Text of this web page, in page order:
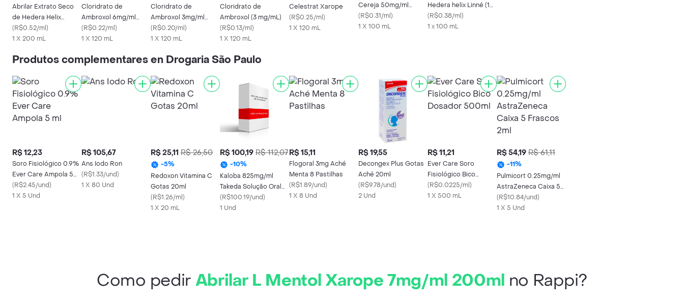
Abrilar Extrato Seco
de Hedera Helix
7mg/ml Xarope 200ml
(R$0.52/ml)
1 X 200 mL
Cloridrato de
Ambroxol 6mg/ml
Cimed Xarope 120ml
(R$0.22/ml)
1 X 120 mL
Cloridrato de
Ambroxol 3mg/ml
Cimed Pediátrico
Xarope 120ml
(R$0.20/ml)
1 X 120 mL
Cloridrato de
Ambroxol (3 mg/mL)
(R$0.13/ml)
1 X 120 mL
Celestrat Xarope
(R$0.25/ml)
1 X 120 mL
Cereja 50mg/ml
100ml
(R$0.31/ml)
1 X 100 mL
Hedera helix Linné (15
mg /mL)
(R$0.38/ml)
1 x 100 mL
Produtos complementares en Drogaria São Paulo
R$ 12,23
Soro Fisiológico 0.9%
Ever Care Ampola 5
ml
(R$2.45/und)
1 X 5 Und
R$ 105,67
Ans Iodo Ron
(R$1.33/und)
1 X 80 Und
R$ 25,11 R$ 26,50
-5%
Redoxon Vitamina C
Gotas 20ml
(R$1.26/ml)
1 X 20 mL
R$ 100,19 R$ 112,07
-10%
Kaloba 825mg/ml
Takeda Solução Oral
em Gotas 20ml
(R$100.19/und)
1 Und
R$ 15,11
Flogoral 3mg Aché
Menta 8 Pastilhas
(R$1.89/und)
1 X 8 Und
R$ 19,55
Decongex Plus Gotas
Aché 20ml
(R$9.78/und)
2 Und
R$ 11,21
Ever Care Soro
Fisiológico Bico
Dosador 500ml
(R$0.0225/ml)
1 X 500 mL
R$ 54,19 R$ 61,11
-11%
Pulmicort 0.25mg/ml
AstraZeneca Caixa 5
Frascos 2ml
(R$10.84/und)
1 X 5 Und
Como pedir Abrilar L Mentol Xarope 7mg/ml 200ml no Rappi?